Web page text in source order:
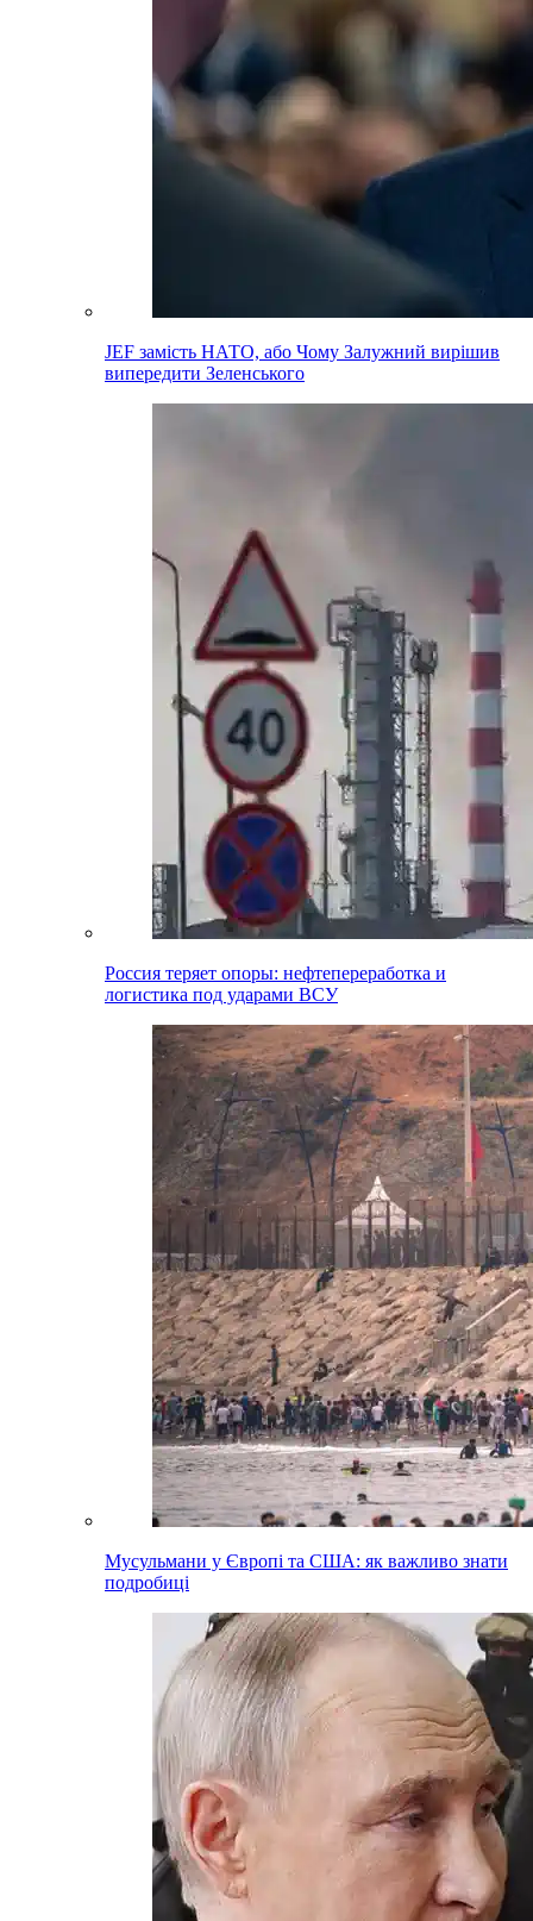
JEF замість НАТО, або Чому Залужний вирішив
випередити Зеленського
Россия теряет опоры: нефтепереработка и
логистика под ударами ВСУ
Мусульмани у Європі та США: як важливо знати
подробиці